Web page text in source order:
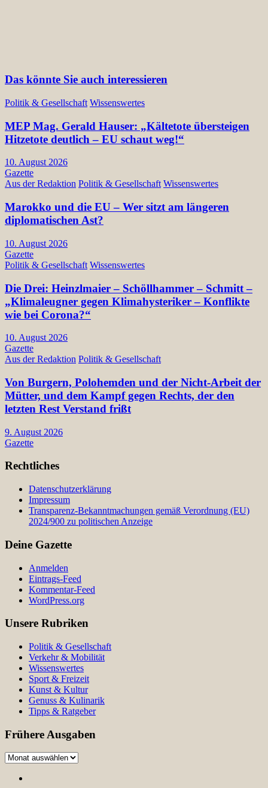
Das könnte Sie auch interessieren
Politik & Gesellschaft Wissenswertes
MEP Mag. Gerald Hauser: „Kältetote übersteigen
Hitzetote deutlich – EU schaut weg!“
10. August 2026
Gazette
Aus der Redaktion Politik & Gesellschaft Wissenswertes
Marokko und die EU – Wer sitzt am längeren
diplomatischen Ast?
10. August 2026
Gazette
Politik & Gesellschaft Wissenswertes
Die Drei: Heinzlmaier – Schöllhammer – Schmitt –
„Klimaleugner gegen Klimahysteriker – Konflikte
wie bei Corona?“
10. August 2026
Gazette
Aus der Redaktion Politik & Gesellschaft
Von Burgern, Polohemden und der Nicht-Arbeit der
Mütter, und dem Kampf gegen Rechts, der den
letzten Rest Verstand frißt
9. August 2026
Gazette
Rechtliches
Datenschutzerklärung
Impressum
Transparenz-Bekanntmachungen gemäß Verordnung (EU)
2024/900 zu politischen Anzeige
Deine Gazette
Anmelden
Eintrags-Feed
Kommentar-Feed
WordPress.org
Unsere Rubriken
Politik & Gesellschaft
Verkehr & Mobilität
Wissenswertes
Sport & Freizeit
Kunst & Kultur
Genuss & Kulinarik
Tipps & Ratgeber
Frühere Ausgaben
Frühere